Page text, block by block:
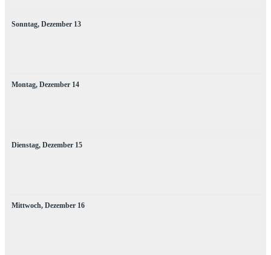
Sonntag, Dezember 13
Montag, Dezember 14
Dienstag, Dezember 15
Mittwoch, Dezember 16